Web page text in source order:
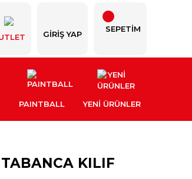
GIRIŞ YAP
SEPETİM
PAINTBALL YENI ÜRÜNLER
KILIF